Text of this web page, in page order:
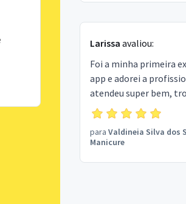
Larissa avaliou:
Foi a minha primeira
app e adorei a
atendeu super bem,
coisas além do bate
gostoso e divertido.
contratar novamente
para Valdineia Silva dos
Manicure